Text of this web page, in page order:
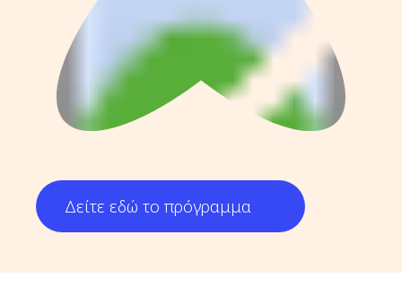
Δείτε εδώ το πρόγραμμα